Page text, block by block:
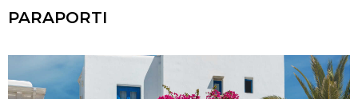
PARAPORTI